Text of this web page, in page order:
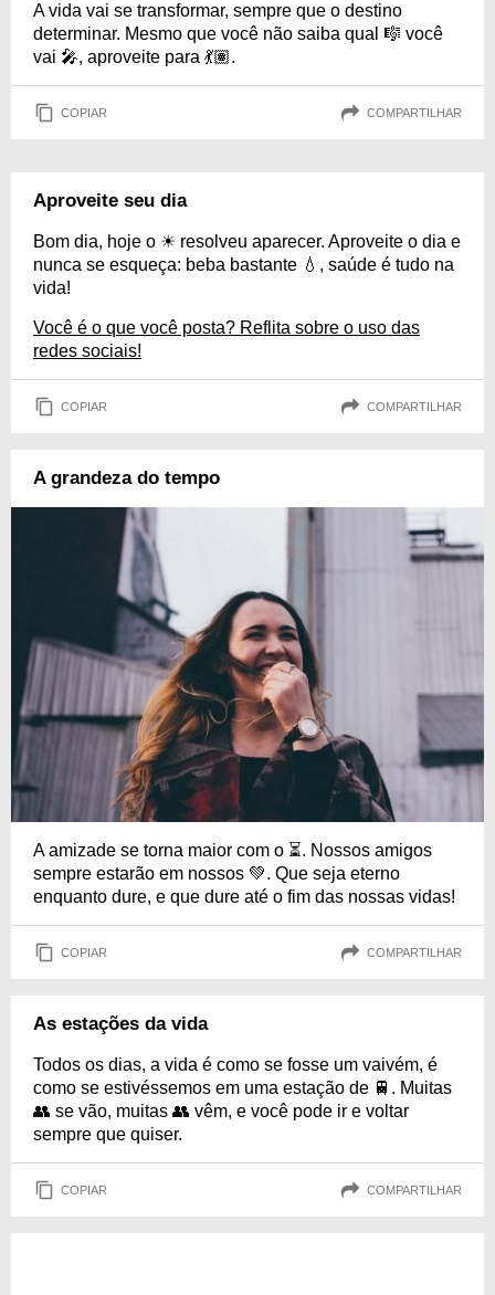
A vida vai se transformar, sempre que o destino
determinar. Mesmo que você não saiba qual 🎼 você
vai 🎤, aproveite para 💃🏽.
COPIAR COMPARTILHAR
Aproveite seu dia
Bom dia, hoje o ☀ resolveu aparecer. Aproveite o dia e
nunca se esqueça: beba bastante 💧, saúde é tudo na
vida!
Você é o que você posta? Reflita sobre o uso das
redes sociais!
COPIAR COMPARTILHAR
A grandeza do tempo
A amizade se torna maior com o ⏳. Nossos amigos
sempre estarão em nossos 💚. Que seja eterno
enquanto dure, e que dure até o fim das nossas vidas!
COPIAR COMPARTILHAR
As estações da vida
Todos os dias, a vida é como se fosse um vaivém, é
como se estivéssemos em uma estação de 🚆. Muitas
👥 se vão, muitas 👥 vêm, e você pode ir e voltar
sempre que quiser.
COPIAR COMPARTILHAR